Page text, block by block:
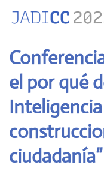
el por qué
ciudadanía”